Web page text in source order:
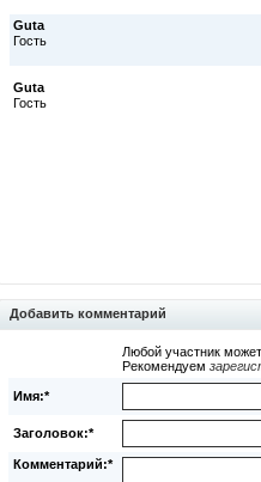
Guta
Гость
Guta
Гость
Добавить комментарий
Любой участник
Рекомендуем
Имя:*
Заголовок:*
Комментарий:*